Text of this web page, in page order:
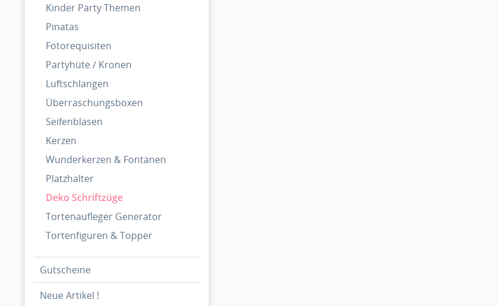
Kinder Party Themen
Pinatas
Fotorequisiten
Partyhüte / Kronen
Luftschlangen
Überraschungsboxen
Seifenblasen
Kerzen
Wunderkerzen & Fontänen
Platzhalter
Deko Schriftzüge
Tortenaufleger Generator
Tortenfiguren & Topper
Gutscheine
Neue Artikel !